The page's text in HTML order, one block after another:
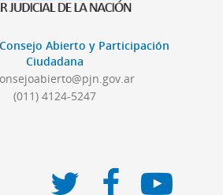
Abierto y Participación
Ciudadana
(011) 4124-5247